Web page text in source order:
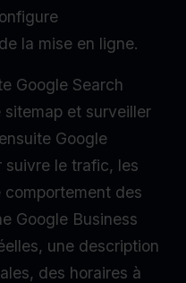
la mise en ligne.
Google Search
sitemap et surveiller
Google
le trafic, les
des
Google Business
une description
des horaires à